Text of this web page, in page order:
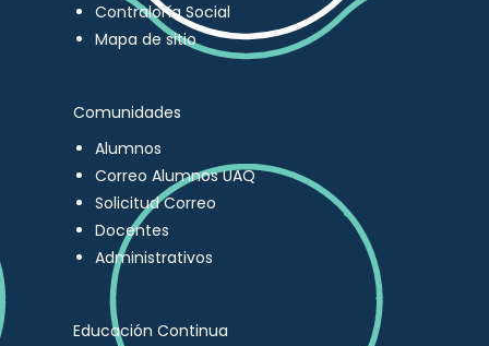
Contraloría Social
Mapa de sitio
Comunidades
Alumnos
Correo Alumnos UAQ
Solicitud Correo
Docentes
Administrativos
Educación Continua